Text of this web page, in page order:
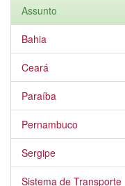
Assunto
Bahia
Ceará
Paraíba
Pernambuco
Sergipe
Sistema de Transporte